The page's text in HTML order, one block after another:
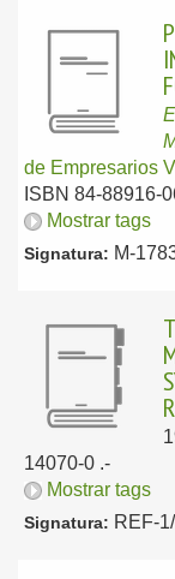
de Empresarios
ISBN 84-88916-
Mostrar tags
Signatura: M-
14070-0 .-
Mostrar tags
Signatura: REF-